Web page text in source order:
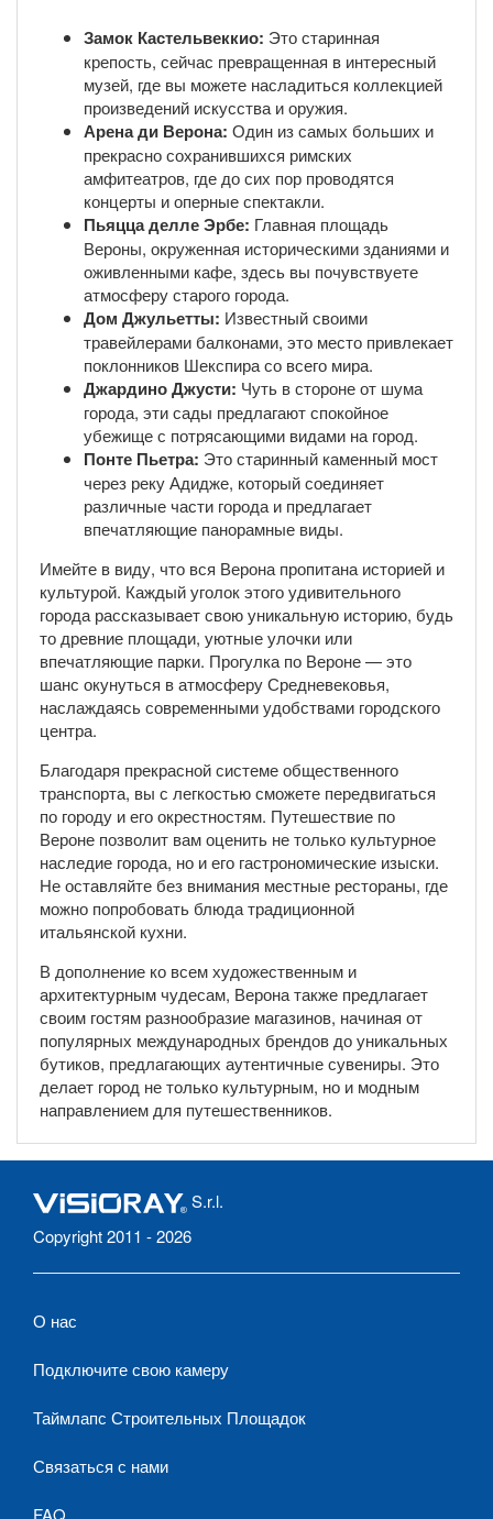
Замок Кастельвеккио: Это старинная
крепость, сейчас превращенная в интересный
музей, где вы можете насладиться коллекцией
произведений искусства и оружия.
Арена ди Верона: Один из самых больших и
прекрасно сохранившихся римских
амфитеатров, где до сих пор проводятся
концерты и оперные спектакли.
Пьяцца делле Эрбе: Главная площадь
Вероны, окруженная историческими зданиями и
оживленными кафе, здесь вы почувствуете
атмосферу старого города.
Дом Джульетты: Известный своими
травейлерами балконами, это место привлекает
поклонников Шекспира со всего мира.
Джардино Джусти: Чуть в стороне от шума
города, эти сады предлагают спокойное
убежище с потрясающими видами на город.
Понте Пьетра: Это старинный каменный мост
через реку Адидже, который соединяет
различные части города и предлагает
впечатляющие панорамные виды.
Имейте в виду, что вся Верона пропитана историей и
культурой. Каждый уголок этого удивительного
города рассказывает свою уникальную историю, будь
то древние площади, уютные улочки или
впечатляющие парки. Прогулка по Вероне — это
шанс окунуться в атмосферу Средневековья,
наслаждаясь современными удобствами городского
центра.
Благодаря прекрасной системе общественного
транспорта, вы с легкостью сможете передвигаться
по городу и его окрестностям. Путешествие по
Вероне позволит вам оценить не только культурное
наследие города, но и его гастрономические изыски.
Не оставляйте без внимания местные рестораны, где
можно попробовать блюда традиционной
итальянской кухни.
В дополнение ко всем художественным и
архитектурным чудесам, Верона также предлагает
своим гостям разнообразие магазинов, начиная от
популярных международных брендов до уникальных
бутиков, предлагающих аутентичные сувениры. Это
делает город не только культурным, но и модным
направлением для путешественников.
S.r.l.
Copyright 2011 - 2026
О нас
Подключите свою камеру
Таймлапс Строительных Площадок
Связаться с нами
FAQ